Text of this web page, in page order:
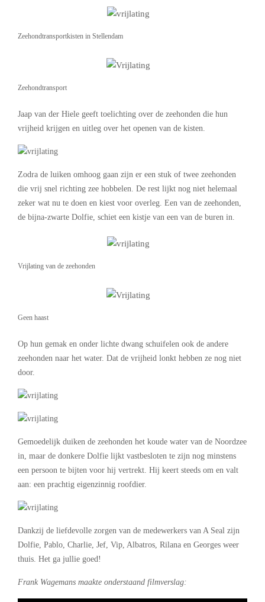
Zeehondtransportkisten in Stellendam
Zeehondtransport
Jaap van der Hiele geeft toelichting over de zeehonden die hun
vrijheid krijgen en uitleg over het openen van de kisten.
Zodra de luiken omhoog gaan zijn er een stuk of twee zeehonden
die vrij snel richting zee hobbelen. De rest lijkt nog niet helemaal
zeker wat nu te doen en kiest voor overleg. Een van de zeehonden,
de bijna-zwarte Dolfie, schiet een kistje van een van de buren in.
Vrijlating van de zeehonden
Geen haast
Op hun gemak en onder lichte dwang schuifelen ook de andere
zeehonden naar het water. Dat de vrijheid lonkt hebben ze nog niet
door.
Gemoedelijk duiken de zeehonden het koude water van de Noordzee
in, maar de donkere Dolfie lijkt vastbesloten te zijn nog minstens
een persoon te bijten voor hij vertrekt. Hij keert steeds om en valt
aan: een prachtig eigenzinnig roofdier.
Dankzij de liefdevolle zorgen van de medewerkers van A Seal zijn
Dolfie, Pablo, Charlie, Jef, Vip, Albatros, Rilana en Georges weer
thuis. Het ga jullie goed!
Frank Wagemans maakte onderstaand filmverslag: